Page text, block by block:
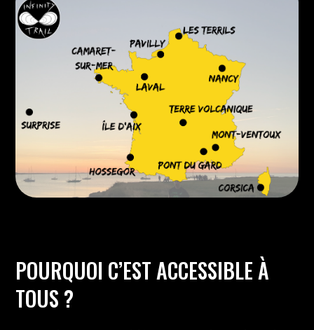
POURQUOI C’EST ACCESSIBLE À
TOUS ?